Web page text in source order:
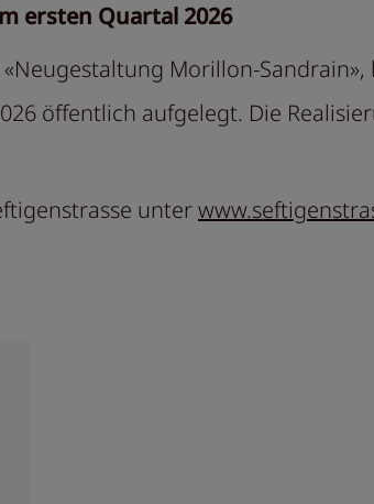
ersten Quartal 2026
Morillon-
öffentlich aufgelegt. Die
unter